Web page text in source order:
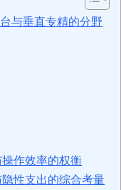
与垂直专精的分野
作效率的权衡
性支出的综合考量